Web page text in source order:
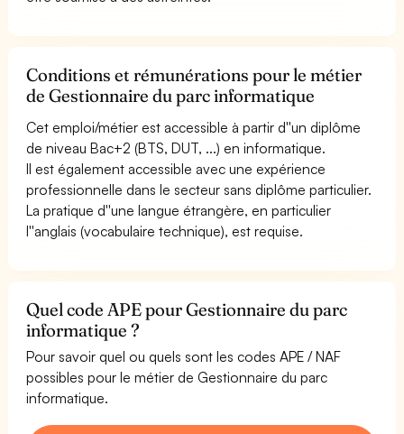
Conditions et rémunérations pour le métier
de Gestionnaire du parc informatique
Cet emploi/métier est accessible à partir d''un diplôme
de niveau Bac+2 (BTS, DUT, ...) en informatique.
Il est également accessible avec une expérience
professionnelle dans le secteur sans diplôme particulier.
La pratique d''une langue étrangère, en particulier
l''anglais (vocabulaire technique), est requise.
Quel code APE pour Gestionnaire du parc
informatique ?
Pour savoir quel ou quels sont les codes APE / NAF
possibles pour le métier de Gestionnaire du parc
informatique.